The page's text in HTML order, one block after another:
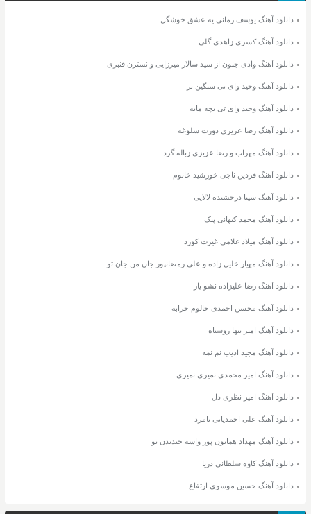
دانلود آهنگ یوسف زمانی یه عشق خوشگل
دانلود آهنگ کسری زاهدی گلی
دانلود آهنگ وادی جنون از سید سالار میرزایی و نسترن قنبری
دانلود آهنگ وحید وای تی سنگین تر
دانلود آهنگ وحید وای تی بچه مایه
دانلود آهنگ رضا عزیزی دورت شلوغه
دانلود آهنگ مهراب و رضا عزیزی زباله گرد
دانلود آهنگ فردین ناجی خورشید خانوم
دانلود آهنگ سینا درخشنده لالایی
دانلود آهنگ محمد کیهانی پیک
دانلود آهنگ میلاد غلامی غیرت کورد
دانلود آهنگ مهیار خلیل زاده و علی رمضانپور جان من جان تو
دانلود آهنگ رضا علیزاده نشو یار
دانلود آهنگ محسن احمدی حالوم خرابه
دانلود آهنگ امیر تنها روسیاه
دانلود آهنگ مجید ادیب نم نمه
دانلود آهنگ امیر محمدی نمیری نمیری
دانلود آهنگ امیر نظری دل
دانلود آهنگ علی احمدیانی نامرد
دانلود آهنگ مهداد همایون پور واسه خندیدن تو
دانلود آهنگ کاوه سلطانی دریا
دانلود آهنگ حسین موسوی ارتفاع